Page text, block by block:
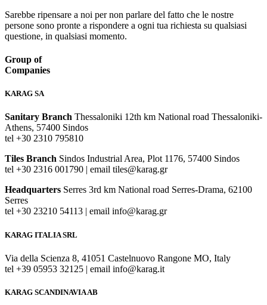
Sarebbe ripensare a noi per non parlare del fatto che le nostre
persone sono pronte a rispondere a ogni tua richiesta su qualsiasi
questione, in qualsiasi momento.
Group of
Companies
KARAG SA
Sanitary Branch Thessaloniki 12th km National road Thessaloniki-
Athens, 57400 Sindos
tel +30 2310 795810
Tiles Branch Sindos Industrial Area, Plot 1176, 57400 Sindos
tel +30 2316 001790 | email tiles@karag.gr
Headquarters Serres 3rd km National road Serres-Drama, 62100
Serres
tel +30 23210 54113 | email info@karag.gr
KARAG ITALIA SRL
Via della Scienza 8, 41051 Castelnuovo Rangone MO, Italy
tel +39 05953 32125 | email info@karag.it
KARAG SCANDINAVIA AB